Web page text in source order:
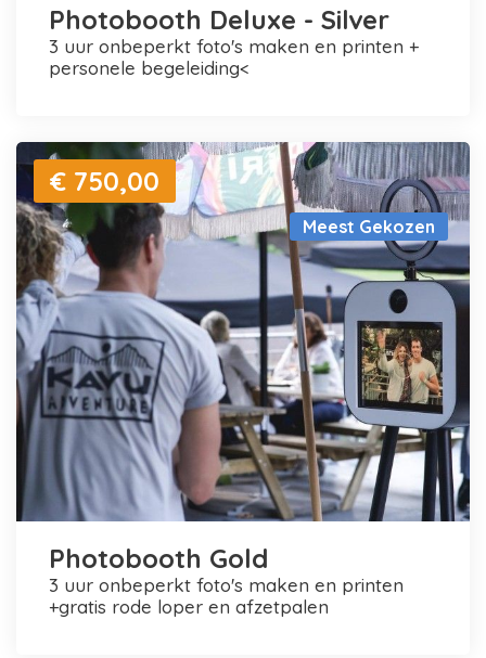
Photobooth Deluxe - Silver
3 uur onbeperkt foto's maken en printen +
personele begeleiding<
Meest Gekozen
€ 750,00
Photobooth Gold
3 uur onbeperkt foto's maken en printen
+gratis rode loper en afzetpalen